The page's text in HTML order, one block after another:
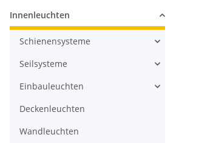
Innenleuchten
Schienensysteme
Seilsysteme
Einbauleuchten
Deckenleuchten
Wandleuchten